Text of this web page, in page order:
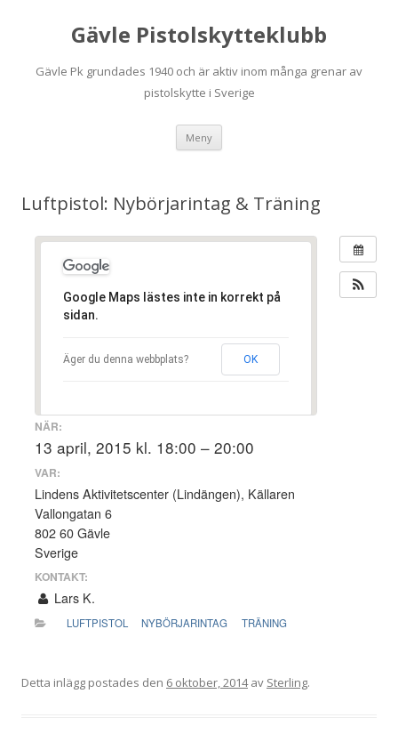
Gävle Pistolskytteklubb
Gävle Pk grundades 1940 och är aktiv inom många grenar av
pistolskytte i Sverige
Meny
Luftpistol: Nybörjarintag & Träning
Google Maps lästes inte in korrekt på
sidan.
Äger du denna webbplats? OK
NÄR:
13 april, 2015 kl. 18:00 – 20:00
VAR:
Lindens Aktivitetscenter (Lindängen), Källaren
Vallongatan 6
802 60 Gävle
Sverige
KONTAKT:
Lars K.
LUFTPISTOL NYBÖRJARINTAG TRÄNING
Detta inlägg postades den 6 oktober, 2014av Sterling.